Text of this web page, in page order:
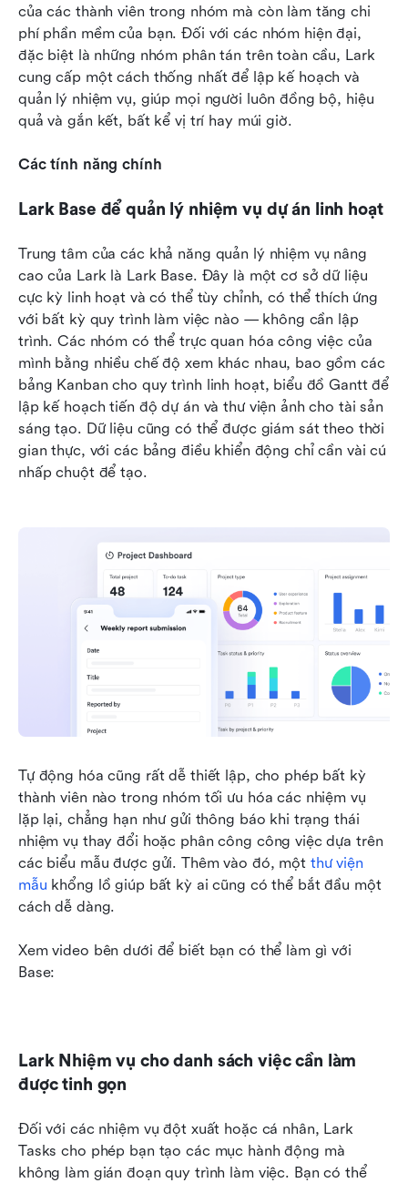
của các thành viên trong nhóm mà còn làm tăng chi
phí phần mềm của bạn. Đối với các nhóm hiện đại,
đặc biệt là những nhóm phân tán trên toàn cầu, Lark
cung cấp một cách thống nhất để lập kế hoạch và
quản lý nhiệm vụ, giúp mọi người luôn đồng bộ, hiệu
quả và gắn kết, bất kể vị trí hay múi giờ.
Các tính năng chính
Lark Base để quản lý nhiệm vụ dự án linh hoạt
Trung tâm của các khả năng quản lý nhiệm vụ nâng
cao của Lark là Lark Base. Đây là một cơ sở dữ liệu
cực kỳ linh hoạt và có thể tùy chỉnh, có thể thích ứng
với bất kỳ quy trình làm việc nào — không cần lập
trình. Các nhóm có thể trực quan hóa công việc của
mình bằng nhiều chế độ xem khác nhau, bao gồm các
bảng Kanban cho quy trình linh hoạt, biểu đồ Gantt để
lập kế hoạch tiến độ dự án và thư viện ảnh cho tài sản
sáng tạo. Dữ liệu cũng có thể được giám sát theo thời
gian thực, với các bảng điều khiển động chỉ cần vài cú
nhấp chuột để tạo.
Tự động hóa cũng rất dễ thiết lập, cho phép bất kỳ
thành viên nào trong nhóm tối ưu hóa các nhiệm vụ
lặp lại, chẳng hạn như gửi thông báo khi trạng thái
nhiệm vụ thay đổi hoặc phân công công việc dựa trên
các biểu mẫu được gửi. Thêm vào đó, một thư viện
mẫu khổng lồ giúp bất kỳ ai cũng có thể bắt đầu một
cách dễ dàng.
Xem video bên dưới để biết bạn có thể làm gì với
Base:
Lark Nhiệm vụ cho danh sách việc cần làm
được tinh gọn
Đối với các nhiệm vụ đột xuất hoặc cá nhân, Lark
Tasks cho phép bạn tạo các mục hành động mà
không làm gián đoạn quy trình làm việc. Bạn có thể